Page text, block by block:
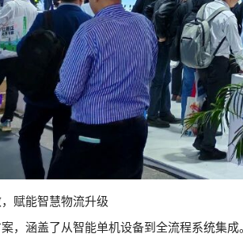
赋能智慧物流升级
，涵盖了从智能单机设备到全流程系统集